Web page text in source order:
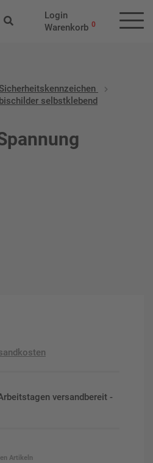
Login
Warenkorb 0
selbstklebend
versandbereit -
Artikeln